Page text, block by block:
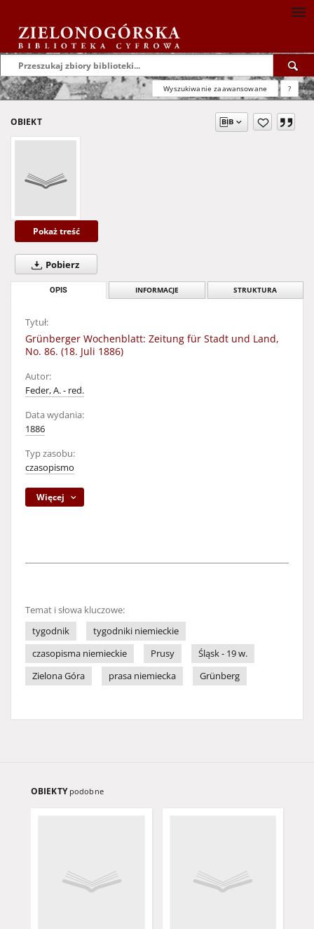
Wyszukiwanie zaawansowane ?
OBIEKT
Pokaż treść
Pobierz
OPIS INFORMACJE STRUKTURA
Tytuł:
Grünberger Wochenblatt: Zeitung für Stadt und Land,
No. 86. (18. Juli 1886)
Autor:
Feder, A. - red.
Data wydania:
1886
Typ zasobu:
czasopismo
Więcej
Temat i słowa kluczowe:
tygodnik
tygodniki niemieckie
czasopisma niemieckie
Prusy
Śląsk - 19 w.
Zielona Góra
prasa niemiecka Grünberg
OBIEKTY podobne